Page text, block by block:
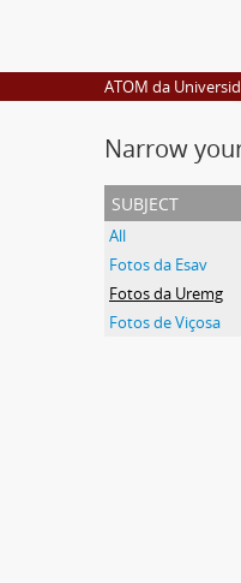
ATOM da
Narrow
subject
All
Fotos da Esav
Fotos da Uremg
Fotos de Viçosa